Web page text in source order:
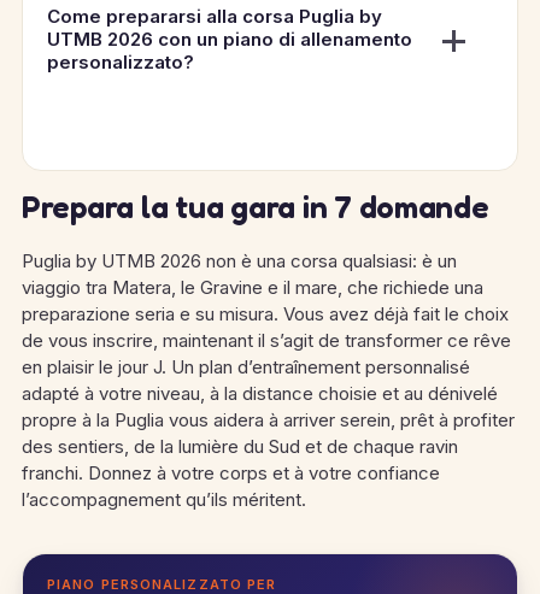
Come prepararsi alla corsa Puglia by
UTMB 2026 con un piano di allenamento
personalizzato?
Prepara la tua gara in 7 domande
Puglia by UTMB 2026 non è una corsa qualsiasi: è un
viaggio tra Matera, le Gravine e il mare, che richiede una
preparazione seria e su misura. Vous avez déjà fait le choix
de vous inscrire, maintenant il s’agit de transformer ce rêve
en plaisir le jour J. Un plan d’entraînement personnalisé
adapté à votre niveau, à la distance choisie et au dénivelé
propre à la Puglia vous aidera à arriver serein, prêt à profiter
des sentiers, de la lumière du Sud et de chaque ravin
franchi. Donnez à votre corps et à votre confiance
l’accompagnement qu’ils méritent.
PIANO PERSONALIZZATO PER